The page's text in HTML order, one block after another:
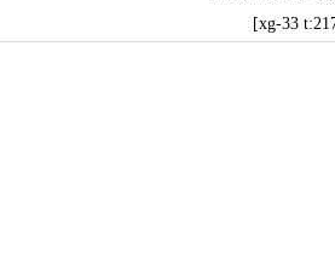
[xg-33